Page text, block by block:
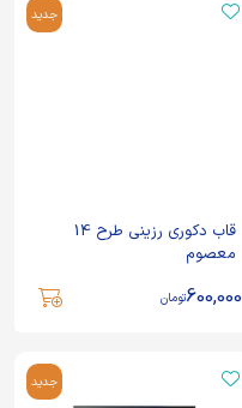
جدید
قاب دکوری رزینی طرح 14
معصوم
600,000تومان
جدید